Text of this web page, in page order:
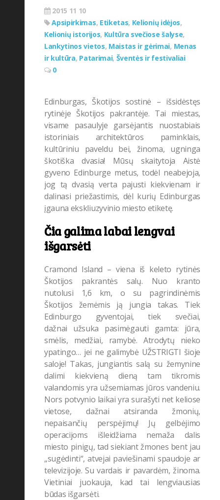
2015 11 10
Apsipirkimas, Etiketas, Kelionių idėjos,
Kelionių istorijos, Kultūra svečiose šalyse,
Lankytinos vietos, Maistas ir gėrimai, Menas
ir kultūra, Patarimai, Šventės ir festivaliai
0
Edinburgas, Škotijos sostinė – išsidėstęs
rytinėje Škotijos pakrantėje. Tai miestas,
visame pasaulyje garsėjantis nuostabiais
istoriniais architektūros paminklais,
kultūriniu paveldu bei, žinoma, ugninga
škotiška dvasia! Mūsų skaitytoja Aistė
gyveno Edinburge metus, todėl neabejoja,
jog tą dvasią verta pajusti kiekvienam ir
dalinasi priežastimis, dėl kurių Edinburgas
įgauna ekskliuzyvinio miesto etiketę.
Čia galima labai lengvai
išgarsėti
Cramond Island – viena iš keleto rytinės
Škotijos pakrantės salų. Nuo kranto
nutolusi 1,6 km, o su pagrindinėmis
Škotijos žemėmis ją jungia takas. Tiek
Edinburgo gyventojai, tiek svečiai,
dažnai užsuka pasimėgauti gamta: jūra,
smėlis, medžiai, ramybė. Atrodytų nieko
ypatingo… jei ne galimybė UŽSTRIGTI šioje
saloje! Takas, jungiantis salą su žemynine
dalimi kiekvieną dieną tam tikromis
valandomis yra užsemiamas jūros vandeniu.
Nors potvynio laikai yra surašyti net keliose
vietose, dažnai atsiranda žmonių,
nepaisančių perspėjimų! Jų gelbėjimo
operacijoms išleidžiama nemaža dalis
miesto pinigų, tad siekiant žmones bent jau
„sugėdinti“, atvejai paviešinami spaudoje ar
televizijoje. Su vardais ir pavardėm, žinoma.
Vietiniai juokauja, kad tai lengviausias
būdas išgarsėti.
Gamtos grožis(27)
(24)
Kelionių grožis(46)
Kelionių idėjos
(7)
Konkursas(1)
(15)
Kultūra svečiose šalyse(72)
Lankytinos vietos (163)
Maistas ir gėrimai (75)
Menas ir kultūra(51)
Nacionalinis parkas(7)
Nardymas(10)
nuotykiai(29)
Oro Linijos(78)
Oro uostas(31)
Patarimai(275)
pramogos(20)
šeimos atostogos (4)
Slidinėjimas(1)
Stiliaus patarimai(1)
Šventės ir festivaliai(26)
UNESCO(8)